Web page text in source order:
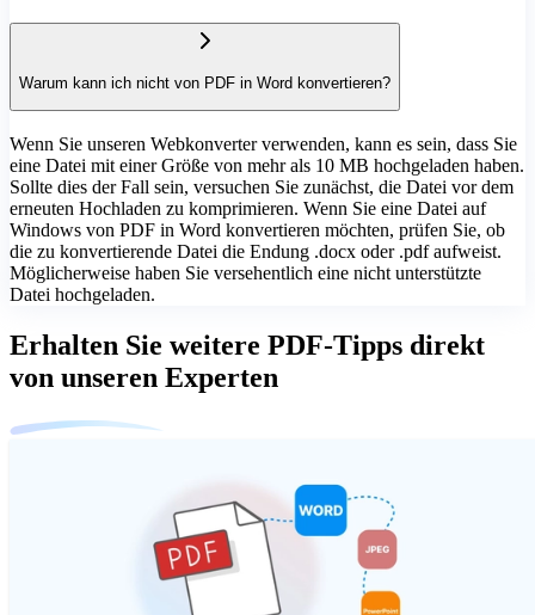
Warum kann ich nicht von PDF in Word konvertieren?
Wenn Sie unseren Webkonverter verwenden, kann es sein, dass Sie
eine Datei mit einer Größe von mehr als 10 MB hochgeladen haben.
Sollte dies der Fall sein, versuchen Sie zunächst, die Datei vor dem
erneuten Hochladen zu komprimieren. Wenn Sie eine Datei auf
Windows von PDF in Word konvertieren möchten, prüfen Sie, ob
die zu konvertierende Datei die Endung .docx oder .pdf aufweist.
Möglicherweise haben Sie versehentlich eine nicht unterstützte
Datei hochgeladen.
Erhalten Sie weitere PDF-Tipps direkt
von unseren Experten